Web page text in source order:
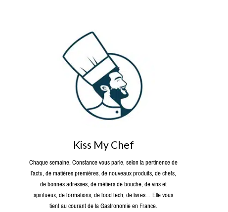
Kiss My Chef
Chaque semaine, Constance vous parle, selon la pertinence de
l’actu, de matières premières, de nouveaux produits, de chefs,
de bonnes adresses, de métiers de bouche, de vins et
spiritueux, de formations, de food tech, de livres… Elle vous
tient au courant de la Gastronomie en France.